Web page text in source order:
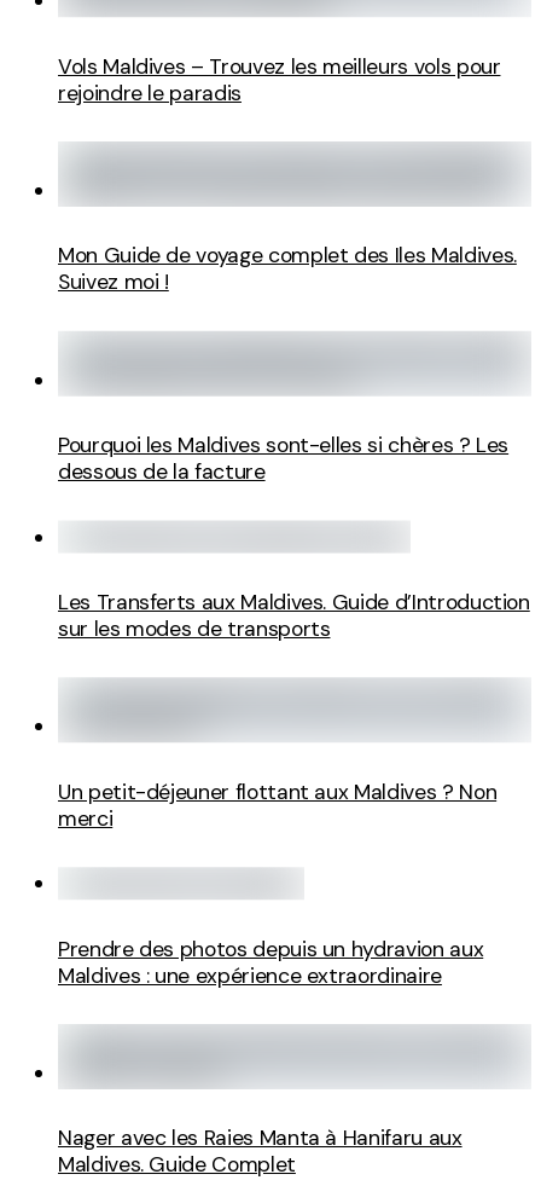
Vols Maldives – Trouvez les meilleurs vols pour
rejoindre le paradis
Mon Guide de voyage complet des Iles Maldives.
Suivez moi !
Pourquoi les Maldives sont-elles si chères ? Les
dessous de la facture
Les Transferts aux Maldives. Guide d’Introduction
sur les modes de transports
Un petit-déjeuner flottant aux Maldives ? Non
merci
Prendre des photos depuis un hydravion aux
Maldives : une expérience extraordinaire
Nager avec les Raies Manta à Hanifaru aux
Maldives. Guide Complet